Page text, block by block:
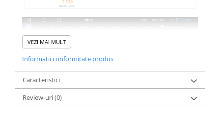
VEZI MAI MULT
Informatii conformitate produs
Caracteristici
Review-uri(0)